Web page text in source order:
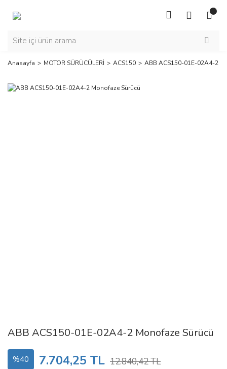
Anasayfa MOTOR SÜRÜCÜLERİ ACS150 ABB ACS150-01E-02A4-2
ABB ACS150-01E-02A4-2 Monofaze Sürücü
%40 7.704,25 TL 12.840,42 TL